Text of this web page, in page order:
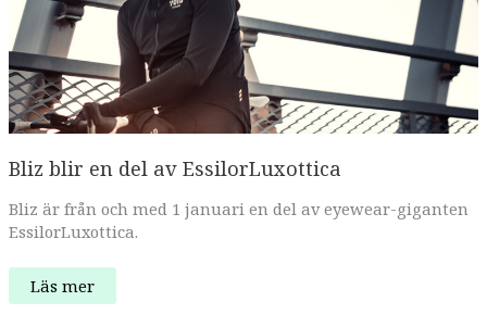
Bliz blir en del av EssilorLuxottica
Bliz är från och med 1 januari en del av eyewear-giganten
EssilorLuxottica.
Bliz
blir
Läs mer